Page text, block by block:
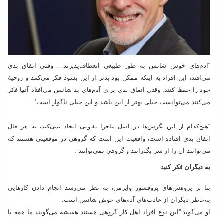
“آدم‌های خوش شانس به طور طبیعی انعطاف‌پذیرند… وقتی اتفاق بدی
می‌افتد، این افراد به اینکه ممکن بود بدتر از این بشود فکر می‌کنند و روحیهٔ
خود را حفظ کنند. وقتی اتفاق بدی برای آدم‌های بد شانس می‌افتاد آنها فکر
می‌کنند می‌توانست خیلی بهتر از این باشد و این خیلی ناگوار است”.
“هیچ‌کدام از این نگرش‌ها در اصل ماجرا تفاوتی ایجاد نمی‌کند، به هر حال
اتفاق بدی افتاده است، واقعیت این است که گروهی در موقعیتی هستند که
می‌توانند آن را از سر بگذرانند و گروهی نمی‌توانند”.
به دیگران فکر کنید
بنا بر پژوهش‌های پروفسور وایزمن، به نظر می‌رسد انجام دادن کارهایی
به‌خاطر دیگران از عادت‌های آدم‌های خوش شانس است.
او می‌گوید:”این نوع افراد اهل کار گروهی هستند.همیشه می‌گویند ما همه با